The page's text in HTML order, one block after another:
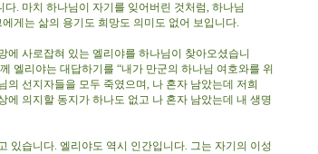
. 마치 하나님이 자기를 잊어버린 것처럼, 하나님
게는 삶의 용기도 희망도 의미도 없어 보입니다.
사로잡혀 있는 엘리야를 하나님이 찾아오셨습니
엘리야는 대답하기를 “내가 만군의 하나님 여호와를 위
선지자들을 모두 죽였으며, 나 혼자 남았는데 저희
에 의지할 동지가 하나도 없고 나 혼자 남았는데 내 생명
있습니다. 엘리야도 역시 인간입니다. 그는 자기의 이성